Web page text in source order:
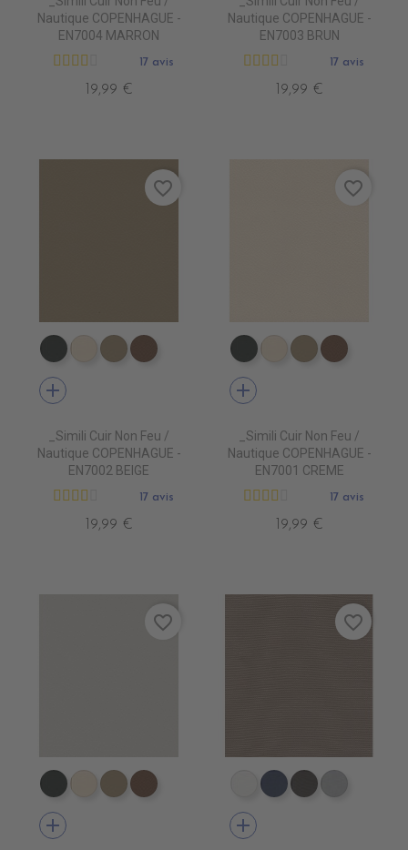
Nautique COPENHAGUE -
EN7004 MARRON
17 avis
19,99 €
Nautique COPENHAGUE -
EN7003 BRUN
17 avis
19,99 €
EN7005 VERT ANGLAIS
EN7001 CREME
EN7002 BEIGE
EN7003 BRUN
add
_Simili Cuir Non Feu /
Nautique COPENHAGUE -
EN7002 BEIGE
17 avis
19,99 €
favorite_border
EN7005 VERT ANGLAIS
EN7001 CREME
EN7002 BEIGE
EN7003
add
_Simili Cuir Non Feu /
Nautique COPENHAGUE -
EN7001 CREME
17 avis
19,99 €
favorite_border
EN7005 VERT ANGLAIS
EN7001 CREME
EN7002 BEIGE
EN7003 BRUN
add
favorite_border
EP9000 BLANC
EP9010 NAVY
EP9013
add
favorite_border